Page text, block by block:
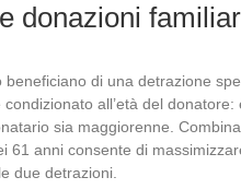
donazioni
di una detrazione
all’età del
sia maggiorenne.
61 anni consente di
due detrazioni.